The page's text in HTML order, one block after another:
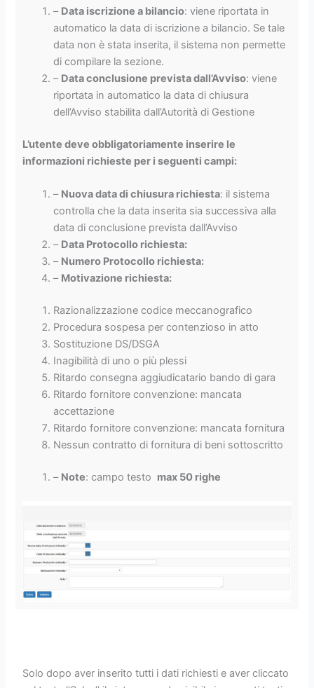
– Data iscrizione a bilancio: viene riportata in
automatico la data di iscrizione a bilancio. Se tale
data non è stata inserita, il sistema non permette
di compilare la sezione.
– Data conclusione prevista dall’Avviso: viene
riportata in automatico la data di chiusura
dell’Avviso stabilita dall’Autorità di Gestione
L’utente deve obbligatoriamente inserire le
informazioni richieste per i seguenti campi:
– Nuova data di chiusura richiesta: il sistema
controlla che la data inserita sia successiva alla
data di conclusione prevista dall’Avviso
– Data Protocollo richiesta:
– Numero Protocollo richiesta:
– Motivazione richiesta:
Razionalizzazione codice meccanografico
Procedura sospesa per contenzioso in atto
Sostituzione DS/DSGA
Inagibilità di uno o più plessi
Ritardo consegna aggiudicatario bando di gara
Ritardo fornitore convenzione: mancata
accettazione
Ritardo fornitore convenzione: mancata fornitura
Nessun contratto di fornitura di beni sottoscritto
– Note: campo testo max 50 righe
Solo dopo aver inserito tutti i dati richiesti e aver cliccato